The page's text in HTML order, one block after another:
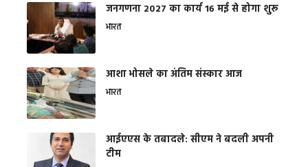
जनगणना 2027 का कार्य 16 मई से होगा शुरू
भारत
आशा भोसले का अंतिम संस्कार आज
भारत
आईएएस के तबादले: सीएम ने बदली अपनी
टीम